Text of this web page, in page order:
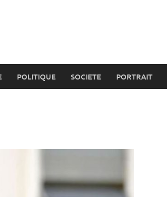
POLITIQUE SOCIETE PORTRAIT